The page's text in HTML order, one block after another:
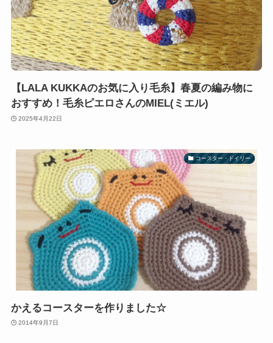
【LALA KUKKAのお気に入り毛糸】春夏の編み物に
おすすめ！毛糸ピエロさんのMIEL(ミエル)
2025年4月22日
コースター・ドイリー
かえるコースターを作りました☆
2014年9月7日